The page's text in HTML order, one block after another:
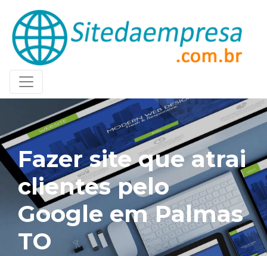
Fazer site que atrai
clientes pelo
Google em Palmas
TO